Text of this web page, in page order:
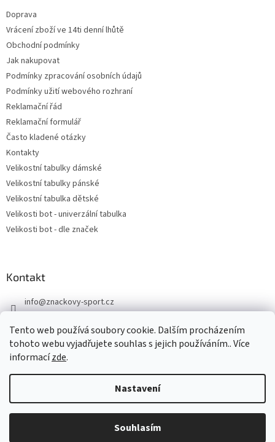
Tento web používá soubory cookie. Dalším procházením
tohoto webu vyjadřujete souhlas s jejich používáním.. Více
informacízde.
Nastavení
Souhlasím
DOVOLENÁ - objednávky přijaté nyní odešleme v pondělí 10.8.
Doprava
Vrácení zboží ve 14ti denní lhůtě
Obchodní podmínky
Jak nakupovat
Podmínky zpracování osobních údajů
Podmínky užití webového rozhraní
Reklamační řád
Reklamační formulář
Často kladené otázky
Kontakty
Velikostní tabulky dámské
Velikostní tabulky pánské
Velikostní tabulka dětské
Velikosti bot - univerzální tabulka
Velikosti bot - dle značek
Kontakt
info@znackovy-sport.cz
Vytvořil Shoptet
Značkový sport. Všechna práva vyhrazena.